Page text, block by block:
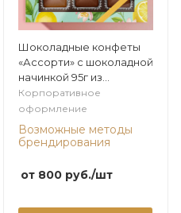
Шоколадные конфеты
«Ассорти» с шоколадной
начинкой 95г из
коллекции Лимонная
Корпоративное
оформление
Возможные методы
брендирования
от 800руб./шт